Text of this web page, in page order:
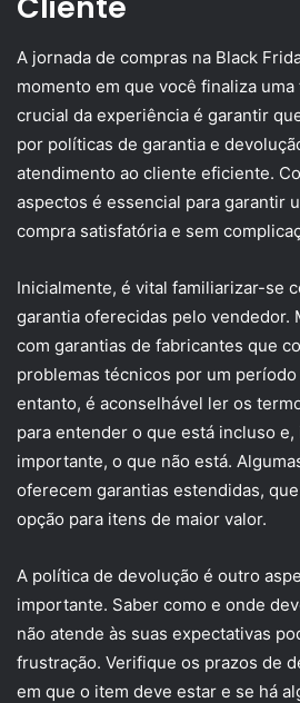
A jornada de compras na Black
momento em que você finaliza
crucial da experiência é garantir
por políticas de garantia e
atendimento ao cliente eficiente.
aspectos é essencial para garantir
compra satisfatória e sem
Inicialmente, é vital familiarizar-se
garantia oferecidas pelo vendedor.
com garantias de fabricantes que
problemas técnicos por um
entanto, é aconselhável ler os
para entender o que está incluso e,
importante, o que não está.
oferecem garantias estendidas,
opção para itens de maior valor.
A política de devolução é outro
importante. Saber como e onde
não atende às suas expectativas
frustração. Verifique os prazos de
em que o item deve estar e se há